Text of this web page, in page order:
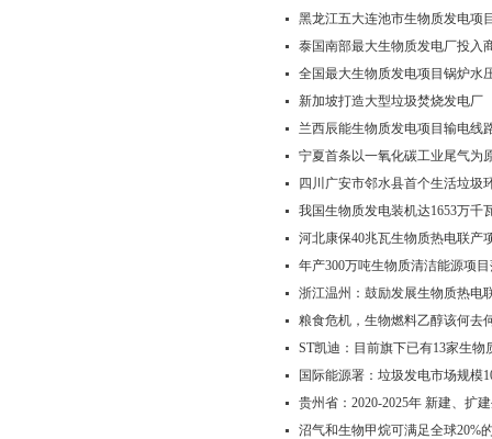
黑龙江五大连池市生物质发电项
泰国南部最大生物质发电厂投入
全国最大生物质发电项目锅炉水
新加坡打造大型垃圾焚烧发电厂
兰西辰能生物质发电项目输电线
宁夏首条以一氧化碳工业尾气为
四川广安市邻水县首个生活垃圾
我国生物质发电装机达1653万千
河北康保40兆瓦生物质热电联产
年产300万吨生物质清洁能源项
浙江温州：鼓励发展生物质热电
粮食危机，生物燃料乙醇该何去
ST凯迪：目前旗下已有13家生物
国际能源署：垃圾发电市场规模
贵州省：2020-2025年 新建、扩
沼气和生物甲烷可满足全球20%